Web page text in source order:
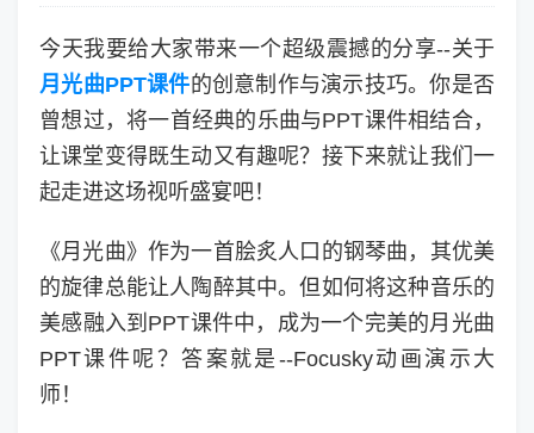
今天我要给大家带来一个超级震撼的分享--关于
月光曲PPT课件的创意制作与演示技巧。你是否
曾想过，将一首经典的乐曲与PPT课件相结合，
让课堂变得既生动又有趣呢？接下来就让我们一
起走进这场视听盛宴吧！
《月光曲》作为一首脍炙人口的钢琴曲，其优美
的旋律总能让人陶醉其中。但如何将这种音乐的
美感融入到PPT课件中，成为一个完美的月光曲
PPT课件呢？答案就是--Focusky动画演示大
师！